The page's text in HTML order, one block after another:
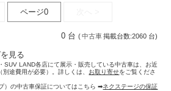
ページ0
0 台 (中古車掲載台数:2060 台)
見る
SUV LAND各店にて展示・販売している中古車は、お近
途費用が必要）。詳しくは、 お取り寄せをご覧くださ
）の中古車保証についてはこちら ➡ネクステージの保証